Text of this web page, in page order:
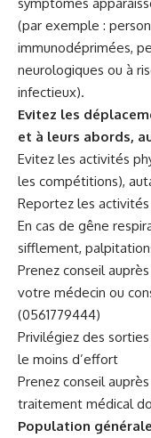
(par exemple :
immunodéprimées,
neurologiques ou à
infectieux).
Evitez les
et à leurs abords,
Evitez les activités
les compétitions),
Reportez les
En cas de gêne
sifflement,
Prenez conseil
votre médecin ou
(0561779444)
Privilégiez des
le moins d’effort
Prenez conseil
traitement médical
Population